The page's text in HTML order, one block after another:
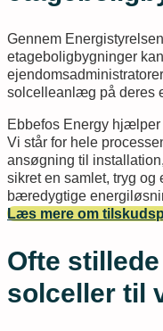
Gennem
etageboligbygninger
solcelleanlæg på deres
Ebbefos Energy hjælper
Vi står for hele
ansøgning til
sikret en samlet, tryg og
bæredygtige
Læs mere om
Ofte
solceller til